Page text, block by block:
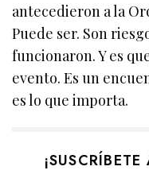
antecedieron a la
Puede ser. Son
funcionaron. Y es
evento. Es un
es lo que importa.